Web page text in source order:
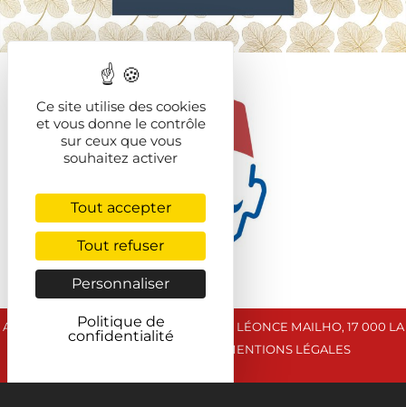
AGENCE SYMAPS ATLANTIQUE - 6 RUE LÉONCE MAILHO, 17 000 LA
MENTIONS LÉGALES
Ce site utilise des cookies
et vous donne le contrôle
sur ceux que vous
souhaitez activer
Tout accepter
Tout refuser
Personnaliser
Politique de
confidentialité